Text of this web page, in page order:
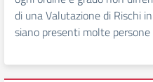
di una Valutazione di Rischi
siano presenti molte